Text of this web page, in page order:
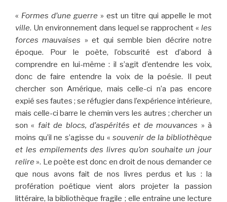
« Formes d’une guerre » est un titre qui appelle le mot
ville. Un environnement dans lequel se rapprochent « les
forces mauvaises » et qui semble bien décrire notre
époque. Pour le poète, l’obscurité est d’abord à
comprendre en lui-même : il s’agit d’entendre les voix,
donc de faire entendre la voix de la poésie. Il peut
chercher son Amérique, mais celle-ci n’a pas encore
expié ses fautes ; se réfugier dans l’expérience intérieure,
mais celle-ci barre le chemin vers les autres ; chercher un
son « fait de blocs, d’aspérités et de mouvances » à
moins qu’il ne s’agisse du «souvenir de la bibliothèque
et les empilements des livres qu’on souhaite un jour
relire ». Le poète est donc en droit de nous demander ce
que nous avons fait de nos livres perdus et lus : la
profération poétique vient alors projeter la passion
littéraire, la bibliothèque fragile ; elle entraîne une lecture